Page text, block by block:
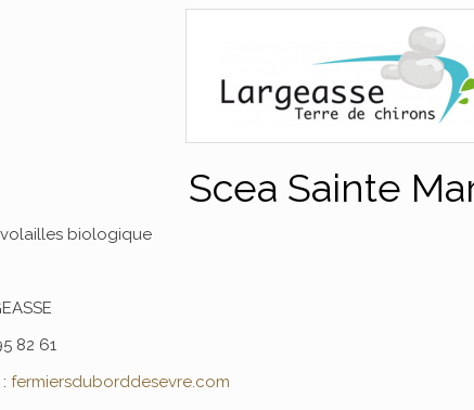
Scea Sainte
biologique
82 61
fermiersduborddesevre.com